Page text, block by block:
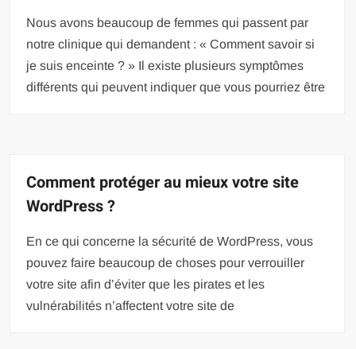
Nous avons beaucoup de femmes qui passent par
notre clinique qui demandent : « Comment savoir si
je suis enceinte ? » Il existe plusieurs symptômes
différents qui peuvent indiquer que vous pourriez être
Comment protéger au mieux votre site
WordPress ?
En ce qui concerne la sécurité de WordPress, vous
pouvez faire beaucoup de choses pour verrouiller
votre site afin d’éviter que les pirates et les
vulnérabilités n’affectent votre site de